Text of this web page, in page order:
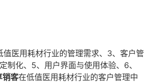
值医用耗材行业的管理需求、3、客户管
制化、5、用户界面与使用体验、6、
销客在低值医用耗材行业的客户管理中